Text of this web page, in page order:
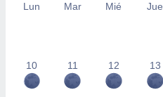
Lun Mar Mié Jue
10 11 12 13